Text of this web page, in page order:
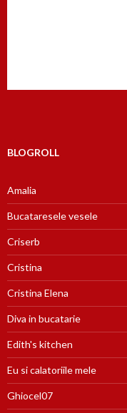
BLOGROLL
Amalia
Bucataresele vesele
Criserb
Cristina
Cristina Elena
Diva in bucatarie
Edith's kitchen
Eu si calatoriile mele
Ghiocel07